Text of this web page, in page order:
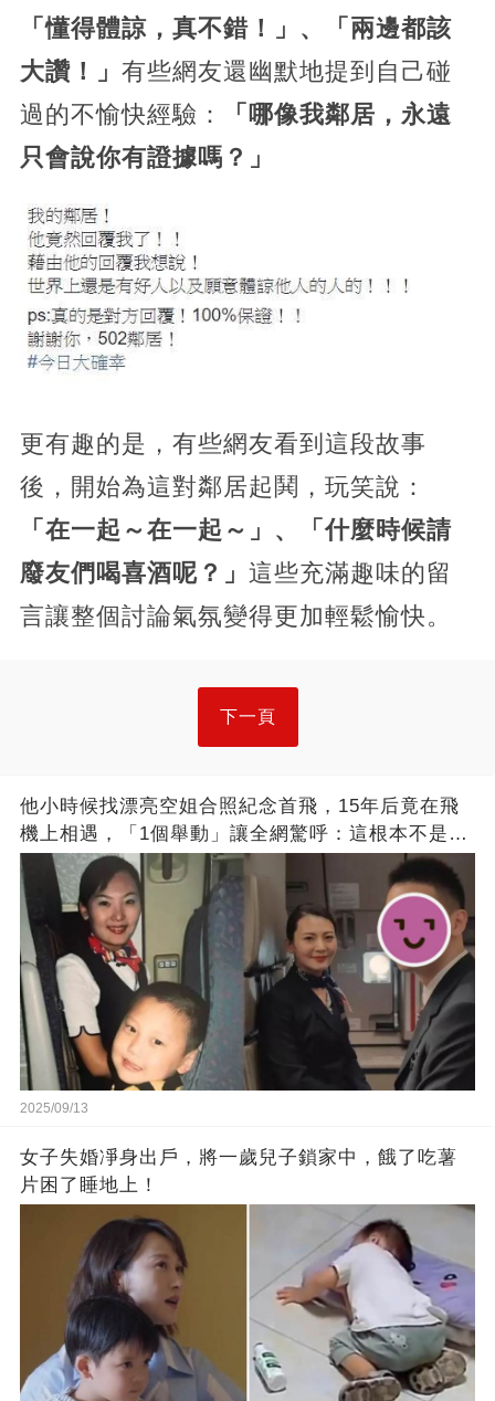
「懂得體諒，真不錯！」、「兩邊都該
大讚！」 有些網友還幽默地提到自己碰
過的不愉快經驗：
「哪像我鄰居，永遠
只會說你有證據嗎？」
更有趣的是，有些網友看到這段故事
後，開始為這對鄰居起鬨，玩笑說：
「在一起～在一起～」、「什麼時候請
廢友們喝喜酒呢？」 這些充滿趣味的留
言讓整個討論氣氛變得更加輕鬆愉快。
下一頁
他小時候找漂亮空姐合照紀念首飛，15年后竟在飛
機上相遇，「1個舉動」讓全網驚呼：這根本不是巧
合！
2025/09/13
女子失婚凈身出戶，將一歲兒子鎖家中，餓了吃薯
片困了睡地上！